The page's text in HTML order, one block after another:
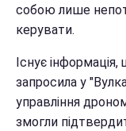
собою лише
керувати.
Існує
запросила у
управління
змогли